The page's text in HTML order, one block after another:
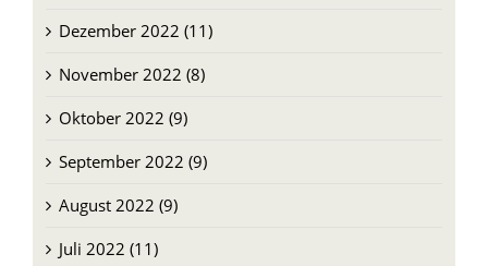
Dezember 2022 (11)
November 2022 (8)
Oktober 2022 (9)
September 2022 (9)
August 2022 (9)
Juli 2022 (11)